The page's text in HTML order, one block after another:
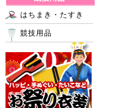
はちまき・たすき
競技用品